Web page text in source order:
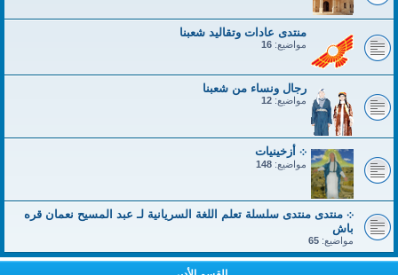
منتدى عادات وتقاليد شعبنا
مواضيع: 16
رجال ونساء من شعبنا
مواضيع: 12
܀ أزخينيات
مواضيع: 148
܀ منتدى منتدى سلسلة تعلم اللغة السريانية لـ عبد المسيح نعمان قره
باش
مواضيع: 65